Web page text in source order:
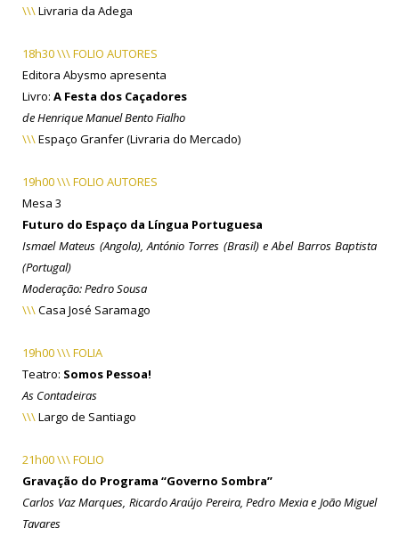
\\\Livraria da Adega
18h30 \\\ FOLIO AUTORES
Editora Abysmo apresenta
Livro: A Festa dos Caçadores
de Henrique Manuel Bento Fialho
\\\Espaço Granfer (Livraria do Mercado)
19h00 \\\ FOLIO AUTORES
Mesa 3
Futuro do Espaço da Língua Portuguesa
Ismael Mateus (Angola), António Torres (Brasil) eAbel Barros Baptista
(Portugal)
Moderação: Pedro Sousa
\\\Casa José Saramago
19h00 \\\ FOLIA
Teatro: Somos Pessoa!
As Contadeiras
\\\Largo de Santiago
21h00 \\\ FOLIO
Gravação do Programa “Governo Sombra”
Carlos Vaz Marques, Ricardo Araújo Pereira, Pedro Mexia e João Miguel
Tavares